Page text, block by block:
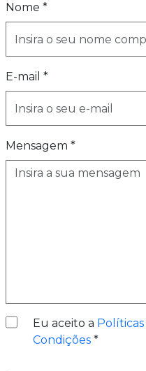
Nome *
E-mail *
Mensagem *
Eu aceito a
Condições*